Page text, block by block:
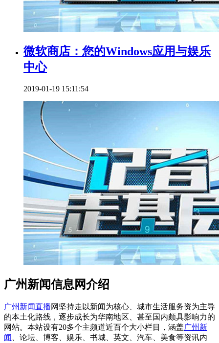
微软商店：您的Windows应用与娱乐
中心
2019-01-19 15:11:54
广州新闻信息网介绍
广州新闻直播网坚持走以新闻为核心、城市生活服务资为主导
的本土化路线，逐步成长为华南地区、甚至国内颇具影响力的
网站。本站设有20多个主频道近百个大小栏目，涵盖广州新
闻
、论坛、博客、娱乐、书城、英文、汽车、美食等资讯内